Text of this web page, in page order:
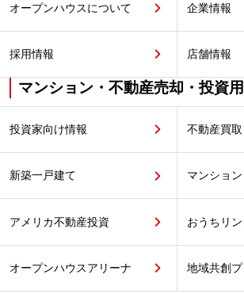
オープンハウスについて 企業情報
採用情報 店舗情報
マンション・不動産売却・投資
投資家向け情報 不動産買取
新築一戸建て マンション
アメリカ不動産投資 おうちリン
オープンハウスアリーナ 地域共創